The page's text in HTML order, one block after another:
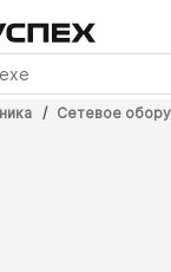
Сетевое